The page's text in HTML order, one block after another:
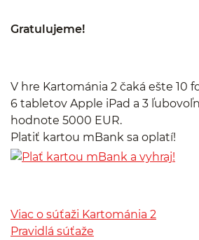
Gratulujeme!
V hre Kartománia 2 čaká ešte 10
6 tabletov Apple iPad a 3
hodnote 5000 EUR.
Platiť kartou mBank sa oplatí!
Viac o súťaži Kartománia 2
Pravidlá súťaže